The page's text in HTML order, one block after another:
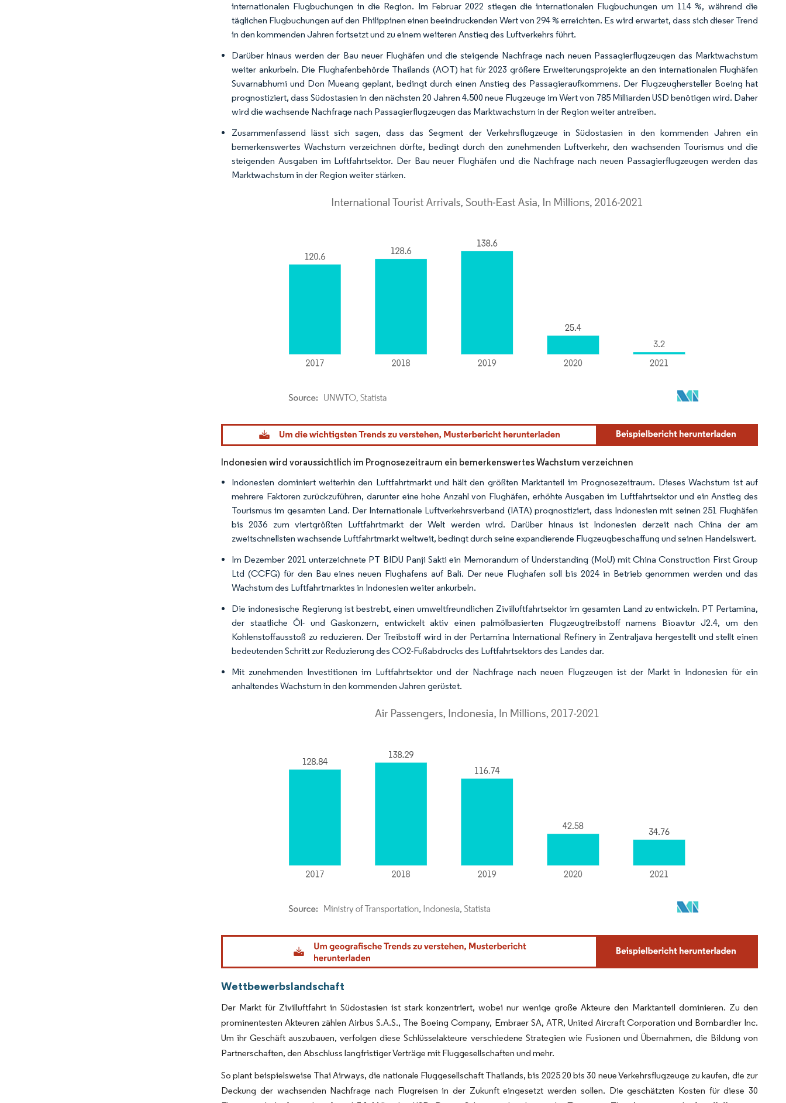
internationalen Flugbuchungen in die Region. Im Februar 2022 stiegen die internationalen Flugbuchungen um 114 %, während die
täglichen Flugbuchungen auf den Philippinen einen beeindruckenden Wert von 294 % erreichten. Es wird erwartet, dass sich dieser Trend
in den kommenden Jahren fortsetzt und zu einem weiteren Anstieg des Luftverkehrs führt.
Darüber hinaus werden der Bau neuer Flughäfen und die steigende Nachfrage nach neuen Passagierflugzeugen das Marktwachstum
weiter ankurbeln. Die Flughafenbehörde Thailands (AOT) hat für 2023 größere Erweiterungsprojekte an den internationalen Flughäfen
Suvarnabhumi und Don Mueang geplant, bedingt durch einen Anstieg des Passagieraufkommens. Der Flugzeughersteller Boeing hat
prognostiziert, dass Südostasien in den nächsten 20 Jahren 4.500 neue Flugzeuge im Wert von 785 Milliarden USD benötigen wird. Daher
wird die wachsende Nachfrage nach Passagierflugzeugen das Marktwachstum in der Region weiter antreiben.
Zusammenfassend lässt sich sagen, dass das Segment der Verkehrsflugzeuge in Südostasien in den kommenden Jahren ein
bemerkenswertes Wachstum verzeichnen dürfte, bedingt durch den zunehmenden Luftverkehr, den wachsenden Tourismus und die
steigenden Ausgaben im Luftfahrtsektor. Der Bau neuer Flughäfen und die Nachfrage nach neuen Passagierflugzeugen werden das
Marktwachstum in der Region weiter stärken.
Bild © Mordor Intelligence. Wiederverwendung erfordert Namensnennung gemäß CC BY 4.0.
Indonesien wird voraussichtlich im Prognosezeitraum ein bemerkenswertes Wachstum verzeichnen
Indonesien dominiert weiterhin den Luftfahrtmarkt und hält den größten Marktanteil im Prognosezeitraum. Dieses Wachstum ist auf
mehrere Faktoren zurückzuführen, darunter eine hohe Anzahl von Flughäfen, erhöhte Ausgaben im Luftfahrtsektor und ein Anstieg des
Tourismus im gesamten Land. Der Internationale Luftverkehrsverband (IATA) prognostiziert, dass Indonesien mit seinen 251 Flughäfen
bis 2036 zum viertgrößten Luftfahrtmarkt der Welt werden wird. Darüber hinaus ist Indonesien derzeit nach China der am
zweitschnellsten wachsende Luftfahrtmarkt weltweit, bedingt durch seine expandierende Flugzeugbeschaffung und seinen Handelswert.
Im Dezember 2021 unterzeichnete PT BIDU Panji Sakti ein Memorandum of Understanding (MoU) mit China Construction First Group
Ltd (CCFG) für den Bau eines neuen Flughafens auf Bali. Der neue Flughafen soll bis 2024 in Betrieb genommen werden und das
Wachstum des Luftfahrtmarktes in Indonesien weiter ankurbeln.
Die indonesische Regierung ist bestrebt, einen umweltfreundlichen Zivilluftfahrtsektor im gesamten Land zu entwickeln. PT Pertamina,
der staatliche Öl- und Gaskonzern, entwickelt aktiv einen palmölbasierten Flugzeugtreibstoff namens Bioavtur J2.4, um den
Kohlenstoffausstoß zu reduzieren. Der Treibstoff wird in der Pertamina International Refinery in Zentraljava hergestellt und stellt einen
bedeutenden Schritt zur Reduzierung des CO2-Fußabdrucks des Luftfahrtsektors des Landes dar.
Mit zunehmenden Investitionen im Luftfahrtsektor und der Nachfrage nach neuen Flugzeugen ist der Markt in Indonesien für ein
anhaltendes Wachstum in den kommenden Jahren gerüstet.
Bild © Mordor Intelligence. Wiederverwendung erfordert Namensnennung gemäß CC BY 4.0.
Wettbewerbslandschaft
Der Markt für Zivilluftfahrt in Südostasien ist stark konzentriert, wobei nur wenige große Akteure den Marktanteil dominieren. Zu den
prominentesten Akteuren zählen Airbus S.A.S., The Boeing Company, Embraer SA, ATR, United Aircraft Corporation und Bombardier Inc.
Um ihr Geschäft auszubauen, verfolgen diese Schlüsselakteure verschiedene Strategien wie Fusionen und Übernahmen, die Bildung von
Partnerschaften, den Abschluss langfristiger Verträge mit Fluggesellschaften und mehr.
So plant beispielsweise Thai Airways, die nationale Fluggesellschaft Thailands, bis 2025 20 bis 30 neue Verkehrsflugzeuge zu kaufen, die zur
Deckung der wachsenden Nachfrage nach Flugreisen in der Zukunft eingesetzt werden sollen. Die geschätzten Kosten für diese 30